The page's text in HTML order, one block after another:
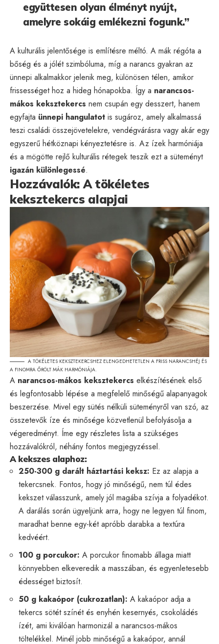
együttesen olyan élményt nyújt,
amelyre sokáig emlékezni fogunk.”
A kulturális jelentősége is említésre méltó. A mák régóta a
bőség és a jólét szimbóluma, míg a narancs gyakran az
ünnepi alkalmakkor jelenik meg, különösen télen, amikor
frissességet hoz a hideg hónapokba. Így a narancsos-
mákos keksztekercs nem csupán egy desszert, hanem
egyfajta ünnepi hangulatot is sugároz, amely alkalmassá
teszi családi összejövetelekre, vendégvárásra vagy akár egy
egyszerű hétköznapi kényeztetésre is. Az ízek harmóniája
és a mögötte rejlő kulturális rétegek teszik ezt a süteményt
igazán különlegessé.
Hozzávalók: A tökéletes
keksztekercs alapjai
A TÖKÉLETES KEKSZTEKERCSHEZ ELENGEDHETETLEN A FRISS NARANCSHÉJ ÉS
A FINOMRA ŐRÖLT MÁK HARMÓNIÁJA.
A narancsos-mákos keksztekercs elkészítésének első
és legfontosabb lépése a megfelelő minőségű alapanyagok
beszerzése. Mivel egy sütés nélküli süteményről van szó, az
összetevők íze és minősége közvetlenül befolyásolja a
végeredményt. Íme egy részletes lista a szükséges
hozzávalókról, néhány fontos megjegyzéssel.
A kekszes alaphoz:
250-300 g darált háztartási keksz: Ez az alapja a
tekercsnek. Fontos, hogy jó minőségű, nem túl édes
kekszet válasszunk, amely jól magába szívja a folyadékot.
A darálás során ügyeljünk arra, hogy ne legyen túl finom,
maradhat benne egy-két apróbb darabka a textúra
kedvéért.
100 g porcukor: A porcukor finomabb állaga miatt
könnyebben elkeveredik a masszában, és egyenletesebb
édességet biztosít.
50 g kakaópor (cukrozatlan): A kakaópor adja a
tekercs sötét színét és enyhén kesernyés, csokoládés
ízét, ami kiválóan harmonizál a narancsos-mákos
töltelékkel. Minél jobb minőségű a kakaópor, annál